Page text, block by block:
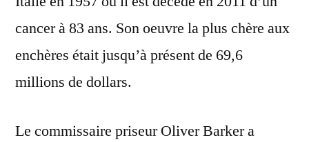
cancer à 83 ans. Son oeuvre la plus chère aux
enchères était jusqu’à présent de 69,6
millions de dollars.
Le commissaire priseur Oliver Barker a